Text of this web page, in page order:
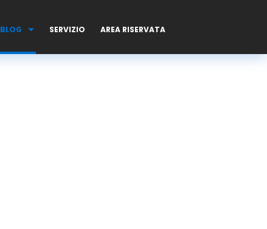
BLOG SERVIZIO AREA RISERVATA